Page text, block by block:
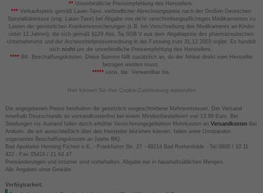
** Unverbindliche Preisempfehlung des Herstellers.
*** Verkaufspreis gemäß Lauer-Taxe; verbindlicher Abrechnungspreis nach der Großen Deutschen
Spezialitätentaxe (sog. Lauer-Taxe) bei Abgabe von nicht verschreibungspflichtigen Medikamenten zu
Lasten der gesetzlichen Krankenversicherungen (z.B. bei Verschreibung des Medikaments an Kinder
unter 12 Jahren), die sich gemäß §129 Abs. 5a SGB V aus dem Abgabepreis des pharmazeutischen
Unternehmens und der Arzneimittelpreisverordnung in der Fassung zum 31.12.2003 ergibt. Es handelt
sich nicht um die unverbindliche Preisempfehlung des Herstellers.
****BK: Beschaffungskosten. Diese Summe fällt zusätzlich an, da der Artikel direkt vom Hersteller
bezogen werden muss.
*****verw. bis: Verwendbar bis.
Hier können Sie Ihre Cookie-Zustimmung widerrufen
Die angegebenen Preise beinhalten die gesetzlich vorgeschriebene Mehrwertsteuer. Der Versand
innerhalb Deutschlands ist versandkostenfrei bei einem Mindestbestellwert von 13,99 Euro. Bei
Sendungen ins Ausland fallen durch erhöhte Versicherungsgebühren Mehrkosten an VersandkostenBei
Artikeln, die wir ausschließlich über den Hersteller beziehen können, fallen unter Umständen
sogenannte Beschaffungskosten an (siehe BK).
Bad Apotheke Henning Fichter e.K. - Frankfurter Str. 27 - 49214 Bad Rothenfelde - Tel 0800 / 10 11
422 - Fax 05424 / 21 64 47
Preisänderungen und Irrtümer sind vorbehalten. Abgabe nur in haushaltsüblichen Mengen.
Alle Angaben ohne Gewähr.
Verfügbarkeit: